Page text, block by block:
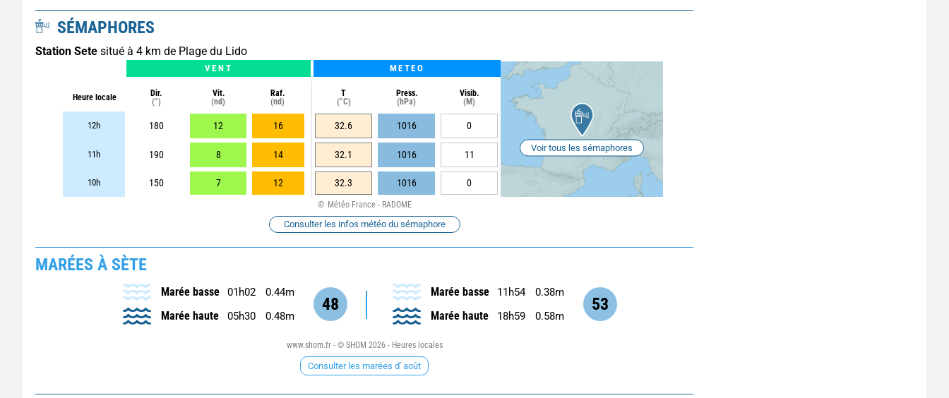
SÉMAPHORES
Station Sete situé à 4 km de Plage du Lido
VENT METEO
Heure locale
Dir.
(°)
Vit.
(nd)
Raf.
(nd)
T
(°C)
Press.
(hPa)
Visib.
(M)
12h 180 12 16 32.6 1016 0
11h 190 8 14 32.1 1016 11
10h 150 7 12 32.3 1016 0
Voir tous les sémaphores
Météo France - RADOME
Consulter les infos météo du sémaphore
MARÉES À SÈTE
48
Marée basse 01h02 0.44m
Marée haute 05h30 0.48m
53
Marée basse 11h54 0.38m
Marée haute 18h59 0.58m
www.shom.fr - © SHOM 2026 - Heures locales
Consulter les marées d' août